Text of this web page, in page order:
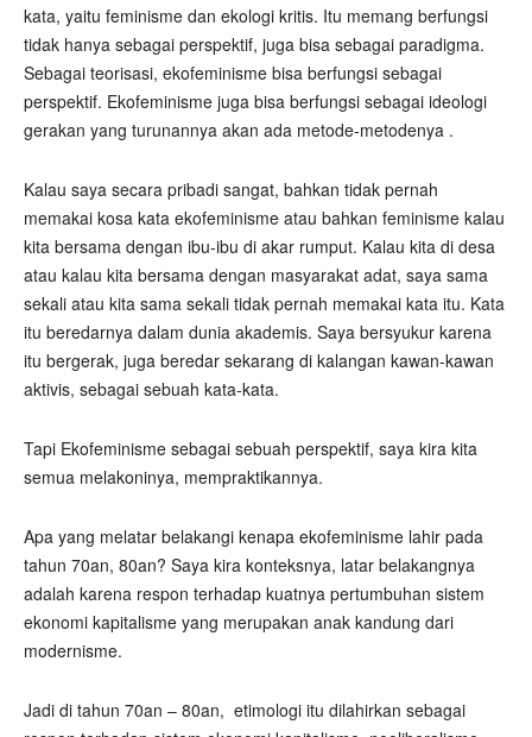
kata, yaitu feminisme dan ekologi kritis. Itu memang berfungsi
tidak hanya sebagai perspektif, juga bisa sebagai paradigma.
Sebagai teorisasi, ekofeminisme bisa berfungsi sebagai
perspektif. Ekofeminisme juga bisa berfungsi sebagai ideologi
gerakan yang turunannya akan ada metode-metodenya .
Kalau saya secara pribadi sangat, bahkan tidak pernah
memakai kosa kata ekofeminisme atau bahkan feminisme kalau
kita bersama dengan ibu-ibu di akar rumput. Kalau kita di desa
atau kalau kita bersama dengan masyarakat adat, saya sama
sekali atau kita sama sekali tidak pernah memakai kata itu. Kata
itu beredarnya dalam dunia akademis. Saya bersyukur karena
itu bergerak, juga beredar sekarang di kalangan kawan-kawan
aktivis, sebagai sebuah kata-kata.
Tapi Ekofeminisme sebagai sebuah perspektif, saya kira kita
semua melakoninya, mempraktikannya.
Apa yang melatar belakangi kenapa ekofeminisme lahir pada
tahun 70an, 80an? Saya kira konteksnya, latar belakangnya
adalah karena respon terhadap kuatnya pertumbuhan sistem
ekonomi kapitalisme yang merupakan anak kandung dari
modernisme.
Jadi di tahun 70an – 80an, etimologi itu dilahirkan sebagai